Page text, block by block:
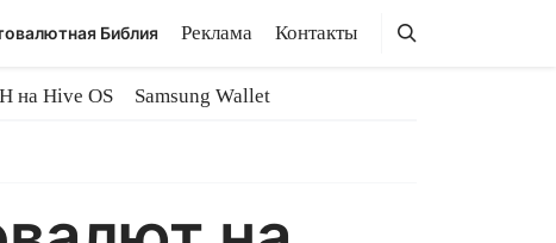
Библия Реклама Контакты Поиск
Поиск
на Hive OS
Samsung Wallet